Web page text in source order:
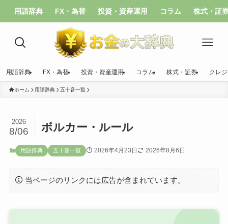
用語辞典 FX・為替 投資・資産運用 コラム 株式・証
用語辞典 FX・為替 投資・資産運用 コラム 株式・証券 クレ
ホーム 用語辞典 五十音一覧
ボルカー・ルール
2026
8/06
用語辞典 五十音一覧 2026年4月23日 2026年8月6日
当ページのリンクには広告が含まれています。